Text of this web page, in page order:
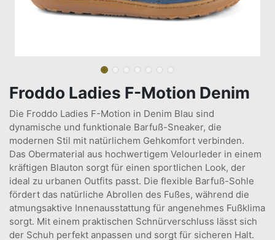
Froddo Ladies F-Motion Denim
Die Froddo Ladies F-Motion in Denim Blau sind
dynamische und funktionale Barfuß-Sneaker, die
modernen Stil mit natürlichem Gehkomfort verbinden.
Das Obermaterial aus hochwertigem Velourleder in einem
kräftigen Blauton sorgt für einen sportlichen Look, der
ideal zu urbanen Outfits passt. Die flexible Barfuß-Sohle
fördert das natürliche Abrollen des Fußes, während die
atmungsaktive Innenausstattung für angenehmes Fußklima
sorgt. Mit einem praktischen Schnürverschluss lässt sich
der Schuh perfekt anpassen und sorgt für sicheren Halt.